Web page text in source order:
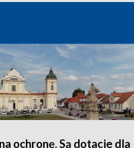
ochronę. Są dotacje dla